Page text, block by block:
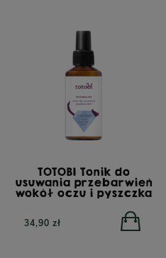
TOTOBI Tonik do
usuwania przebarwień
wokół oczu i pyszczka
34,90 zł